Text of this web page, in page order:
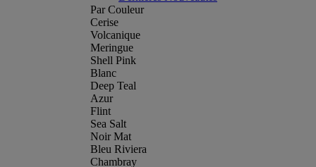
Par Couleur
Cerise
Volcanique
Meringue
Shell Pink
Blanc
Deep Teal
Azur
Flint
Sea Salt
Noir Mat
Bleu Riviera
Chambray